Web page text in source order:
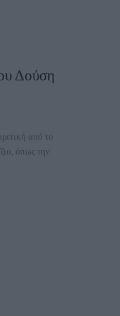
Δούση
από το
όπως την